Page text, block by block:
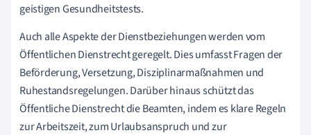
geistigen Gesundheitstests.
Auch alle Aspekte der Dienstbeziehungen werden vom
Öffentlichen Dienstrecht geregelt. Dies umfasst Fragen der
Beförderung, Versetzung, Disziplinarmaßnahmen und
Ruhestandsregelungen. Darüber hinaus schützt das
Öffentliche Dienstrecht die Beamten, indem es klare Regeln
zur Arbeitszeit, zum Urlaubsanspruch und zur